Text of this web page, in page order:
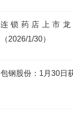
连锁药店上市
（2026/1/30）
包钢股份：1月30日